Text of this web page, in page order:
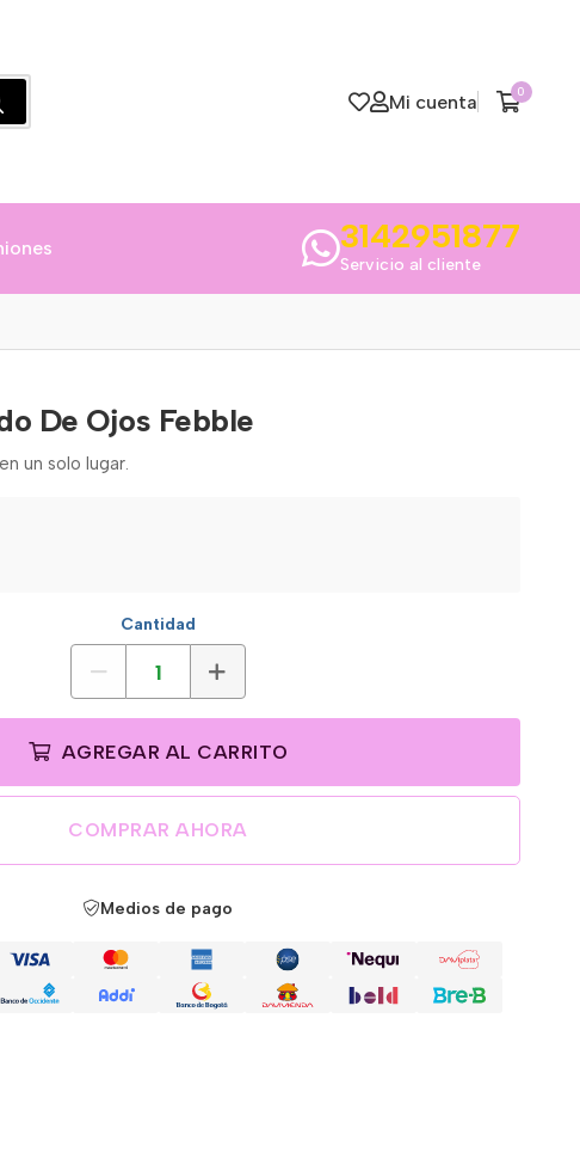
Mi cuenta 0
3142951877
Servicio al cliente
De Ojos Febble
un solo lugar.
Cantidad
AGREGAR AL CARRITO
COMPRAR AHORA
Medios de pago